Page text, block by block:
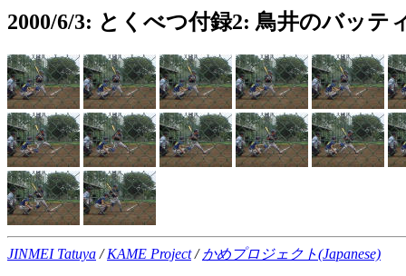
2000/6/3: とくべつ付録2: 鳥井のバッテ
JINMEI Tatuya /KAME Project/ かめプロジェクト(Japanese)